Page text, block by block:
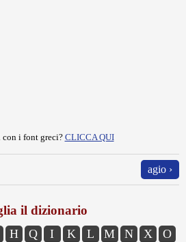
i font greci? CLICCA QUI
agio ›
il dizionario
H Q I K L M N X
O